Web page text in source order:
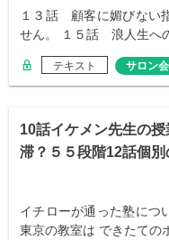
１３話 顧客に媚びない
せん。 １５話 浪人生
テキスト サロン
10話イケメン先生の
滞？５５段階12話個別
イチローが通った塾につ
東京の教室は できたての